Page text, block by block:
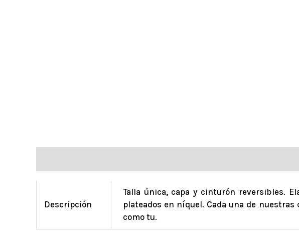
Descripción
Talla única, capa y cinturón reversibles.
plateados en níquel. Cada una de
como tu.